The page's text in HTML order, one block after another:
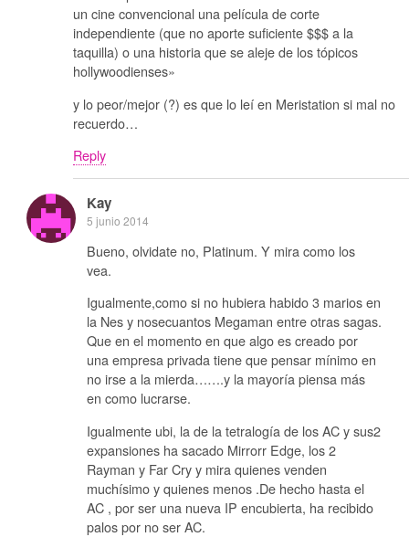
un cine convencional una película de corte
independiente (que no aporte suficiente $$$ a la
taquilla) o una historia que se aleje de los tópicos
hollywoodienses»
y lo peor/mejor (?) es que lo leí en Meristation si mal no
recuerdo…
Reply
Kay
5 junio 2014
Bueno, olvidate no, Platinum. Y mira como los
vea.
Igualmente,como si no hubiera habido 3 marios en
la Nes y nosecuantos Megaman entre otras sagas.
Que en el momento en que algo es creado por
una empresa privada tiene que pensar mínimo en
no irse a la mierda…….y la mayoría piensa más
en como lucrarse.
Igualmente ubi, la de la tetralogía de los AC y sus2
expansiones ha sacado Mirrorr Edge, los 2
Rayman y Far Cry y mira quienes venden
muchísimo y quienes menos .De hecho hasta el
AC , por ser una nueva IP encubierta, ha recibido
palos por no ser AC.